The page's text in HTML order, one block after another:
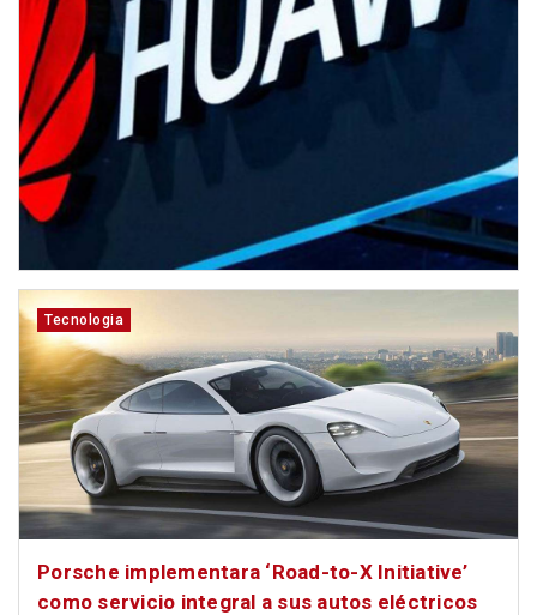
Tecnologia
Porsche implementara ‘Road-to-X Initiative’
como servicio integral a sus autos eléctricos